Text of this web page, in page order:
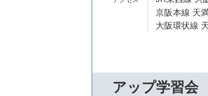
京阪本線 天
大阪環状線
アップ学習会